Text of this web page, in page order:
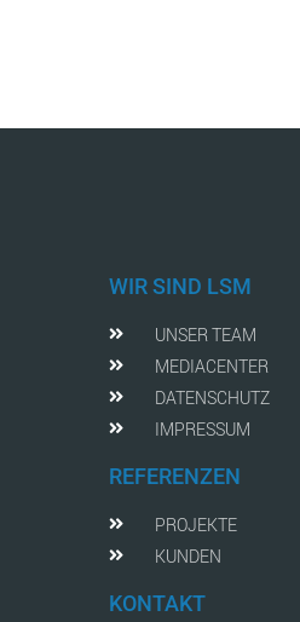
WIR SIND LSM
UNSER TEAM
MEDIACENTER
DATENSCHUTZ
IMPRESSUM
REFERENZEN
PROJEKTE
KUNDEN
KONTAKT